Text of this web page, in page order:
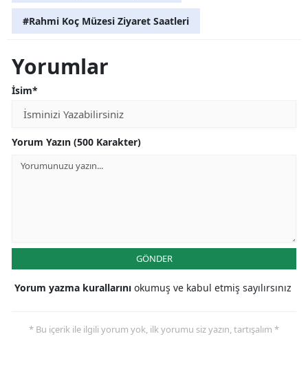
#Rahmi Koç Müzesi Ziyaret Saatleri
Yorumlar
İsim*
Yorum Yazın (500 Karakter)
GÖNDER
Yorum yazma kurallarını okumuş ve kabul etmiş sayılırsınız
* Bu içerik ile ilgili yorum yok, ilk yorumu siz yazın, tartışalım *